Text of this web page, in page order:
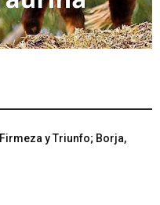
y Triunfo; Borja,